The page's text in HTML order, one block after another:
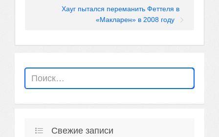
Хауг пытался переманить Феттеля в
«Макларен» в 2008 году
Свежие записи